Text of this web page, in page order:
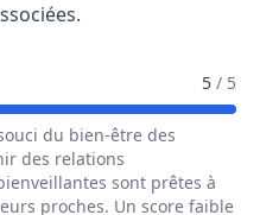
De Eleveur / 5 / 5
du bien-être des
des relations
sont prêtes à
proches. Un score faible